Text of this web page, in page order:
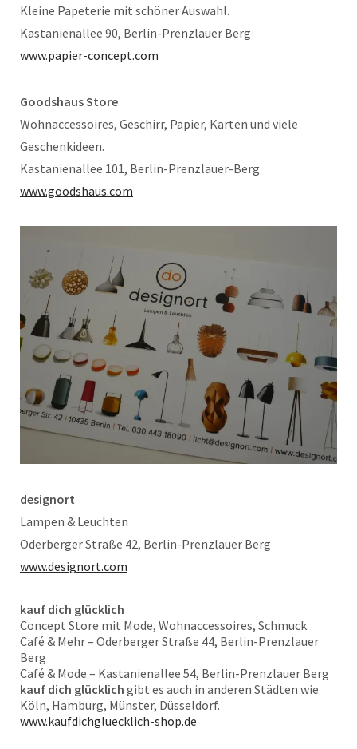
Kleine Papeterie mit schöner Auswahl.
Kastanienallee 90, Berlin-Prenzlauer Berg
www.papier-concept.com
Goodshaus Store
Wohnaccessoires, Geschirr, Papier, Karten und viele
Geschenkideen.
Kastanienallee 101, Berlin-Prenzlauer-Berg
www.goodshaus.com
designort
Lampen & Leuchten
Oderberger Straße 42, Berlin-Prenzlauer Berg
www.designort.com
kauf dich glücklich
Concept Store mit Mode, Wohnaccessoires, Schmuck
Café & Mehr – Oderberger Straße 44, Berlin-Prenzlauer
Berg
Café & Mode – Kastanienallee 54, Berlin-Prenzlauer Berg
kauf dich glücklich gibt es auch in anderen Städten wie
Köln, Hamburg, Münster, Düsseldorf.
www.kaufdichgluecklich-shop.de